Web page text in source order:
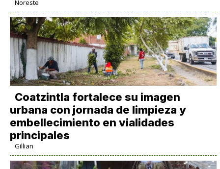
Noreste
Coatzintla fortalece su imagen
urbana con jornada de limpieza y
embellecimiento en vialidades
principales
Gillian